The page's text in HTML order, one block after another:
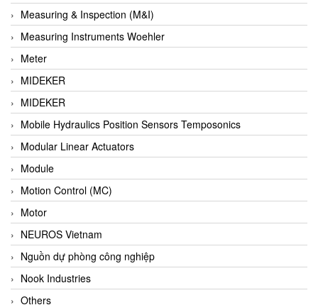
Barksdale
Bartec
Basco
Baumer
Baumuller Vietnam
Baykee
BBC Bircher Smart Access
BCS ITALY
BEA SENSORS
Beacon Extender
Beckhoff
Bedook
Bei Sensor
Beijer
Measuring & Inspection (M&I)
Measuring Instruments Woehler
Meter
MIDEKER
MIDEKER
Mobile Hydraulics Position Sensors Temposonics
Modular Linear Actuators
Module
Motion Control (MC)
Motor
NEUROS Vietnam
Nguồn dự phòng công nghiệp
Nook Industries
Others